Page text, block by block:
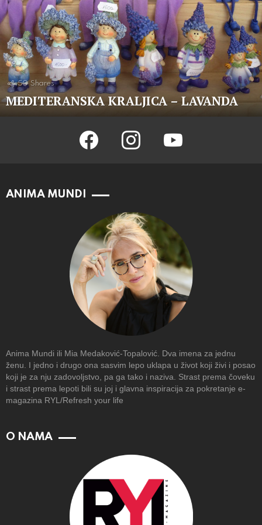
50 Shares
MEDITERANSKA KRALJICA – LAVANDA
facebook instagram youtube
ANIMA MUNDI
Anima Mundi ili Mia Medaković-Topalović. Dva imena za jednu
ženu. I jedno i drugo ona sasvim lepo uklapa u život koji živi i posao
koji je za nju zadovoljstvo, pa ga tako i naziva. Strast prema čoveku
i strast prema lepoti bili su joj i glavna inspiracija za pokretanje e-
magazina RYL/Refresh your life
O NAMA